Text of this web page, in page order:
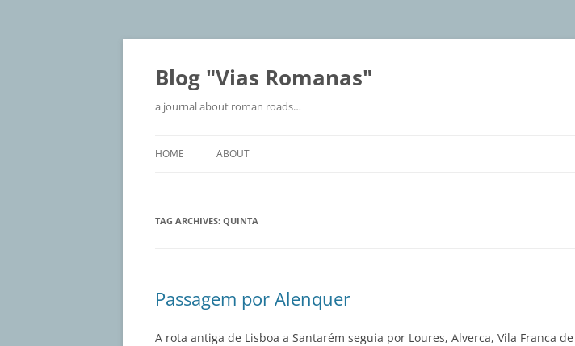
Blog "Vias Romanas"
a journal about roman roads…
HOME ABOUT
TAG ARCHIVES: QUINTA
Passagem por Alenquer
A rota antiga de Lisboa a Santarém seguia por Loures, Alverca, Vila Franca